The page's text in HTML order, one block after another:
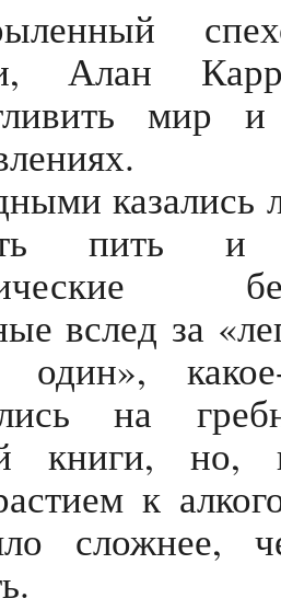
Алан
мир
казались
пить и
вслед за
один»,
на
книги, но,
к
сложнее,